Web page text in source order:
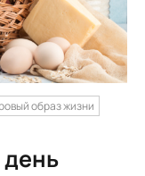
образ жизни